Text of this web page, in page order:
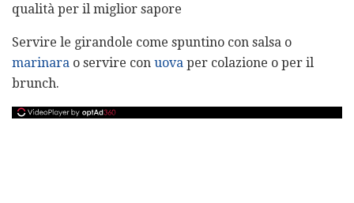
qualità per il miglior sapore
Servire le girandole come spuntino con salsa o
marinara o servire con uova per colazione o per il
brunch.